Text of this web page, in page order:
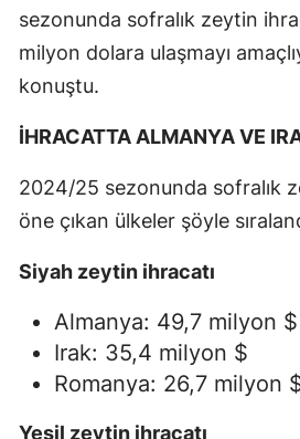
sezonunda sofralık zeytin
milyon dolara ulaşmayı
konuştu.
İHRACATTA ALMANYA VE
2024/25 sezonunda sofralık
öne çıkan ülkeler şöyle
Siyah zeytin ihracatı
Almanya: 49,7 milyon $
Irak: 35,4 milyon $
Romanya: 26,7 milyon
Yeşil zeytin ihracatı